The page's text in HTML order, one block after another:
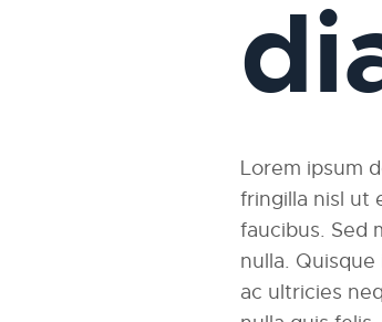
Lorem ipsum
fringilla nisl ut
faucibus. Sed
nulla.
ac ultricies